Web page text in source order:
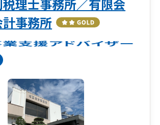
理士事務所／有限会
事務所